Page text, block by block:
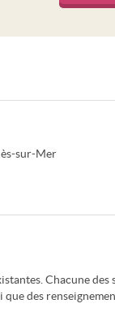
sur-Mer
Chacune des
des